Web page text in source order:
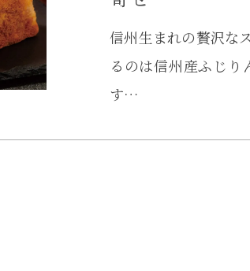
信州生まれの贅沢な
るのは信州産ふじ
す…